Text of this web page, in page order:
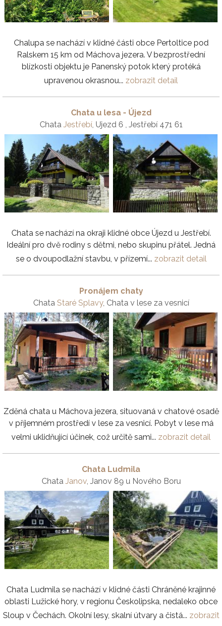
Chalupa se nachází v klidné části obce Pertoltice pod
Ralskem 15 km od Máchova jezera. V bezprostřední
blízkosti objektu je Panenský potok který protéká
upravenou okrasnou... zobrazit detail
Chata u lesa - Újezd
Chata Jestřebí, Ujezd 6 , Jestřebí 471 61
Chata se nachází na okraji klidné obce Újezd u Jestřebí.
Ideální pro dvě rodiny s dětmi, nebo skupinu přátel. Jedná
se o dvoupodlažní stavbu, v přízemí... zobrazit detail
Pronájem chaty
Chata Staré Splavy, Chata v lese za vesnicí
Zděná chata u Máchova jezera, situovaná v chatové osadě
v příjemném prostředí v lese za vesnicí. Pobyt v lese má
velmi uklidňující účinek, což určitě sami... zobrazit detail
Chata Ludmila
Chata Janov, Janov 89 u Nového Boru
Chata Ludmila se nachází v klidné části Chráněné krajinné
oblasti Lužické hory, v regionu Českolipska, nedaleko obce
Sloup v Čechách. Okolní lesy, skalní útvary a čistá... zobrazit